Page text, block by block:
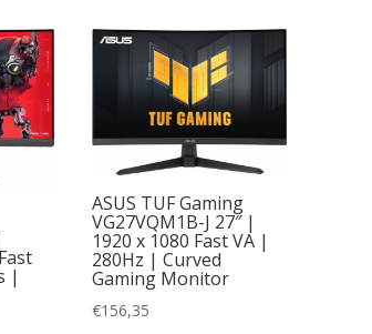
|
ASUS TUF Gaming
VG27VQM1B-J 27″ |
1920 x 1080 Fast VA |
280Hz | Curved
Gaming Monitor
€156,35